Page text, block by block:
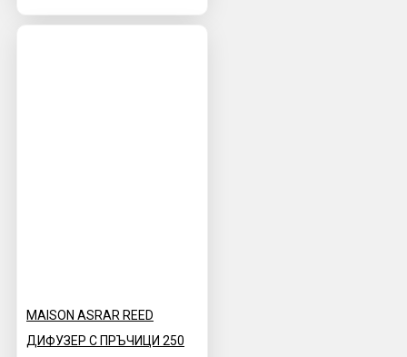
MAISON ASRAR REED
ДИФУЗЕР С ПРЪЧИЦИ 250